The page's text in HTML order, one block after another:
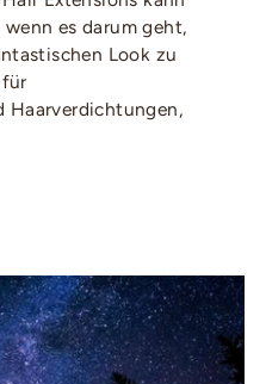
es darum geht,
Look zu
Haarverdichtungen,